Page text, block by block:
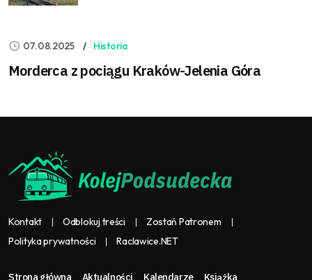
07.08.2025 Historia
Morderca z pociągu Kraków-Jelenia Góra
Kontakt Odblokuj treści
Zostań Patronem
Polityka prywatności
Raclawice.NET